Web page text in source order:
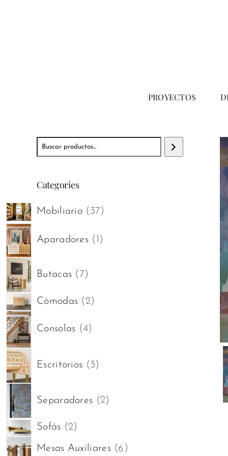
PROYECTOS
Buscar
Categories
Mobiliario 37 37
Aparadores
1
Butacas 7
Cómodas
22
Consolas
4
productos
Escritorios 3
Separadores 2
Sofás
22
productos
Mesas Auxiliares 6 6